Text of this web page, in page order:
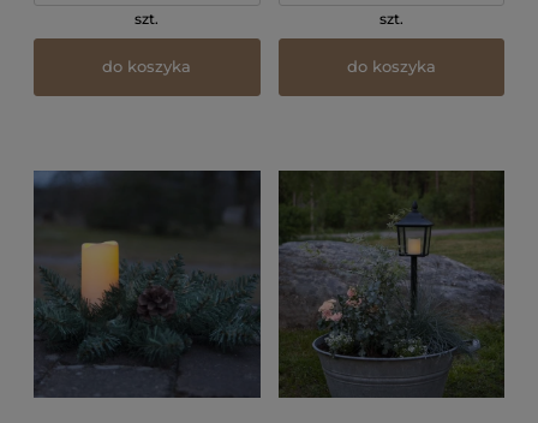
szt.
do koszyka
szt.
do koszyka